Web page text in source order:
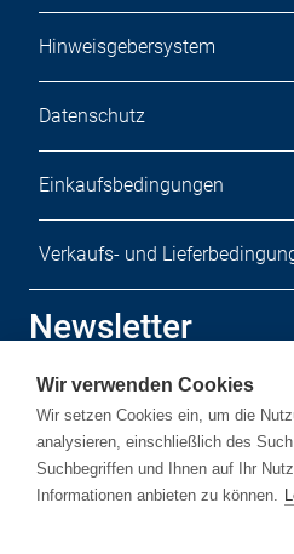
Hinweisgebersystem
Datenschutz
Einkaufsbedingungen
Verkaufs- und
Newsletter
Melden Sie sich zu unserem
Wir verwenden Cookies
Wir setzen Cookies ein, um die
analysieren, einschließlich des
Suchbegriffen und Ihnen auf Ihr
Informationen anbieten zu können.